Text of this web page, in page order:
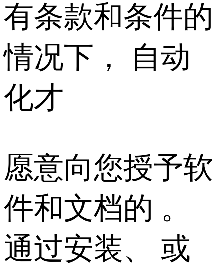
有条款和条件的
情况下， 自动
化才
愿意向您授予软
件和文档的 。
通过安装、 或